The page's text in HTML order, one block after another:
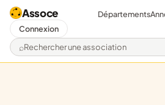
Assoce
Rechercher une association
Départements
Connexion